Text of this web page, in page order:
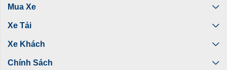
Mua Xe
Xe Tải
Xe Khách
Chính Sách